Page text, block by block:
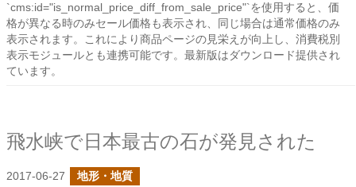
`cms:id="is_normal_price_diff_from_sale_price"`を使用すると、価
格が異なる時のみセール価格も表示され、同じ場合は通常価格のみ
表示されます。これにより商品ページの見栄えが向上し、消費税別
表示モジュールとも連携可能です。最新版はダウンロード提供され
ています。
飛水峡で日本最古の石が発見された
2017-06-27 地形・地質